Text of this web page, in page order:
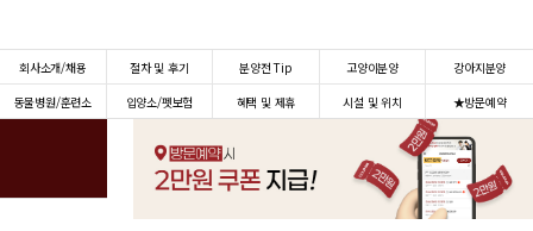
회사소개/채용 절차 및 후기 분양전 Tip 고양이분양
강아지분양
동물병원/훈련소
입양소/펫보험 혜택 및 제휴 시설 및 위치 ★방문예약
치와와분양